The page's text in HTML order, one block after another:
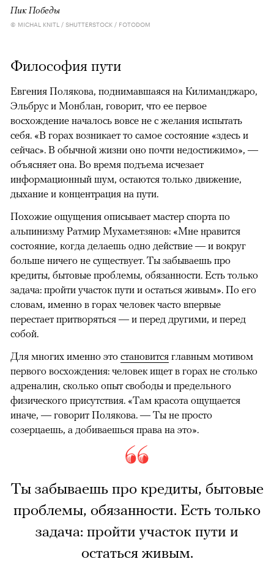
Пик Победы
© MICHAL KNITL / SHUTTERSTOCK / FOTODOM
Философия пути
Евгения Полякова, поднимавшаяся на Килиманджаро,
Эльбрус и Монблан, говорит, что ее первое
восхождение началось вовсе не с желания испытать
себя. «В горах возникает то самое состояние «здесь и
сейчас». В обычной жизни оно почти недостижимо», —
объясняет она. Во время подъема исчезает
информационный шум, остаются только движение,
дыхание и концентрация на пути.
Похожие ощущения описывает мастер спорта по
альпинизму Ратмир Мухаметзянов: «Мне нравится
состояние, когда делаешь одно действие — и вокруг
больше ничего не существует. Ты забываешь про
кредиты, бытовые проблемы, обязанности. Есть только
задача: пройти участок пути и остаться живым». По его
словам, именно в горах человек часто впервые
перестает притворяться — и перед другими, и перед
собой.
Для многих именно это становится главным мотивом
первого восхождения: человек ищет в горах не столько
адреналин, сколько опыт свободы и предельного
физического присутствия. «Там красота ощущается
иначе, — говорит Полякова. — Ты не просто
созерцаешь, а добиваешься права на это».
Ты забываешь про кредиты, бытовые
проблемы, обязанности. Есть только
задача: пройти участок пути и
остаться живым.